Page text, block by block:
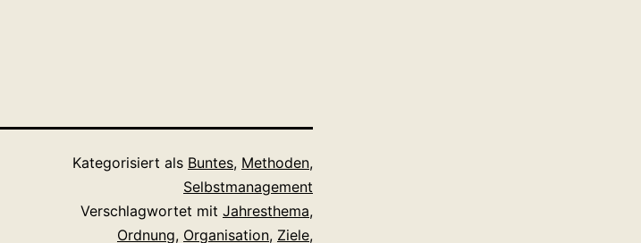
Kategorisiert als Buntes, Methoden,
Selbstmanagement
Verschlagwortet mit Jahresthema,
Ordnung, Organisation, Ziele,